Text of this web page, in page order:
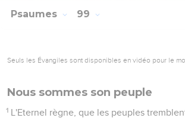
Psaumes 99
Seuls les Évangiles sont disponibles en vidéo pour le
Nous sommes son peuple
1 L'Eternel règne, que les peuples